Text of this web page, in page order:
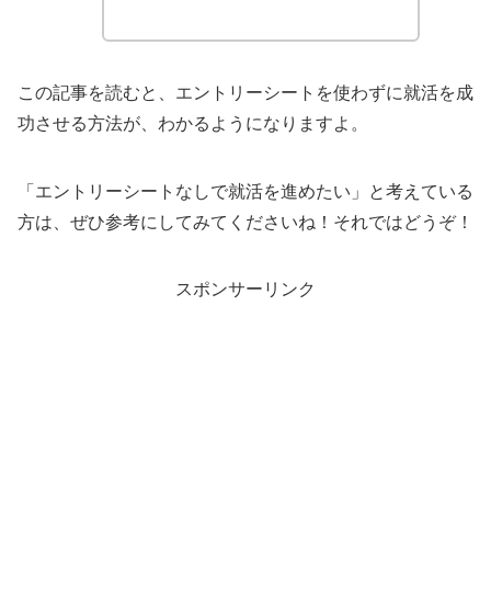
この記事を読むと、エントリーシートを使わずに就活を成
功させる方法が、わかるようになりますよ。
「エントリーシートなしで就活を進めたい」と考えている
方は、ぜひ参考にしてみてくださいね！それではどうぞ！
スポンサーリンク